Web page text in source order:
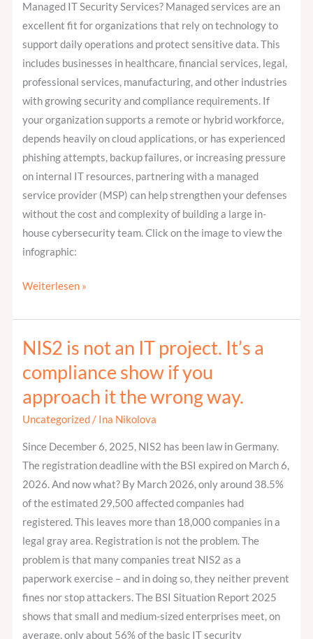
Managed IT Security Services? Managed services are an
excellent fit for organizations that rely on technology to
support daily operations and protect sensitive data. This
includes businesses in healthcare, financial services, legal,
professional services, manufacturing, and other industries
with growing security and compliance requirements. If
your organization supports a remote or hybrid workforce,
depends heavily on cloud applications, or has experienced
phishing attempts, backup failures, or increasing pressure
on internal IT resources, partnering with a managed
service provider (MSP) can help strengthen your defenses
without the cost and complexity of building a large in-
house cybersecurity team. Click on the image to view the
infographic:
Weiterlesen »
NIS2 is not an IT project. It’s a
compliance show if you
approach it the wrong way.
Uncategorized/ Ina Nikolova
Since December 6, 2025, NIS2 has been law in Germany.
The registration deadline with the BSI expired on March 6,
2026. And now what? By March 2026, only around 38.5%
of the estimated 29,500 affected companies had
registered. This leaves more than 18,000 companies in a
legal gray area. Registration is not the problem. The
problem is that many companies treat NIS2 as a
paperwork exercise – and in doing so, they neither prevent
fines nor stop attackers. The BSI Situation Report 2025
shows that small and medium-sized enterprises meet, on
average, only about 56% of the basic IT security
NIS2
not
an
IT